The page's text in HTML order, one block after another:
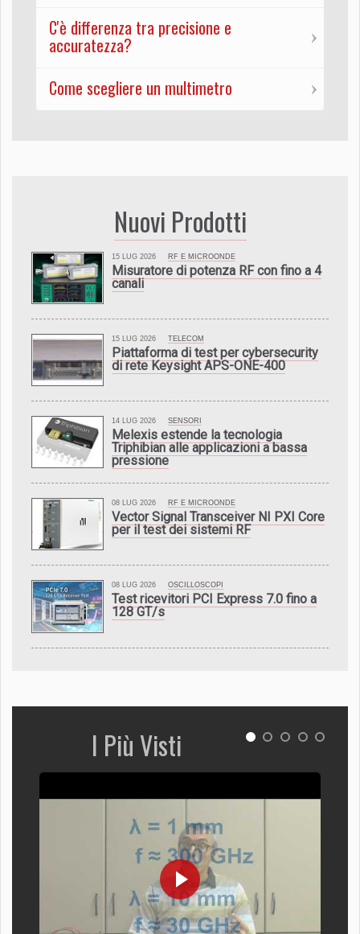
C'è differenza tra precisione e
accuratezza?
Come scegliere un multimetro
Nuovi Prodotti
15 LUG 2026 RF E MICROONDE
Misuratore di potenza RF con fino a 4
canali
15 LUG 2026 TELECOM
Piattaforma di test per cybersecurity
di rete Keysight APS-ONE-400
14 LUG 2026 SENSORI
Melexis estende la tecnologia
Triphibian alle applicazioni a bassa
pressione
08 LUG 2026 RF E MICROONDE
Vector Signal Transceiver NI PXI Core
per il test dei sistemi RF
08 LUG 2026 OSCILLOSCOPI
Test ricevitori PCI Express 7.0 fino a
128 GT/s
I Più Visti